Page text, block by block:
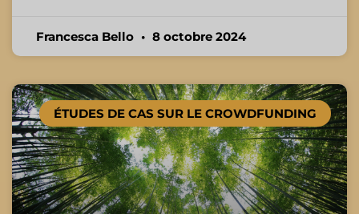
Francesca Bello 8 octobre 2024
ÉTUDES DE CAS SUR LE CROWDFUNDING